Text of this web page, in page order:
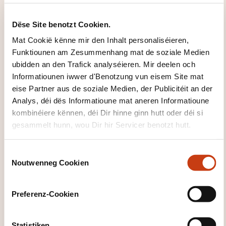
Dëse Site benotzt Cookien.
Mat Cookië kënne mir den Inhalt personaliséieren,
Funktiounen am Zesummenhang mat de soziale Medien
ubidden an den Trafick analyséieren. Mir deelen och
Informatiounen iwwer d'Benotzung vun eisem Site mat
eise Partner aus de soziale Medien, der Publicitéit an der
Analys, déi dës Informatioune mat aneren Informatioune
kombinéiere kënnen, déi Dir hinne ginn hutt oder déi si
gesammelt hunn, wou Dir hir Servicer benotzt hutt.
Noutwenneg Cookien
Preferenz-Cookien
d'Säit vun de
Famille vu
Formatiounsdomain
er zeréckzegoen
Klickt hei, fir all
Gesondheet